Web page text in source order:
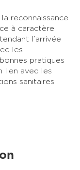
reconnaissance
à caractère
l’arrivée
les
pratiques
lien avec les
sanitaires